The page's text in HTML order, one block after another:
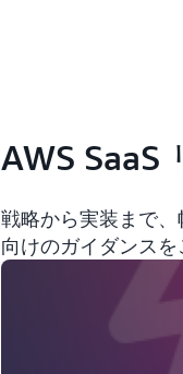
AWS SaaS
戦略から実装まで
向けのガイダンスを